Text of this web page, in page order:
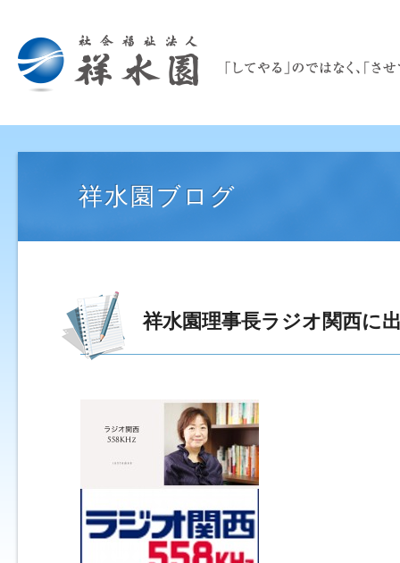
祥水園ブログ
祥水園理事長ラジオ関西に